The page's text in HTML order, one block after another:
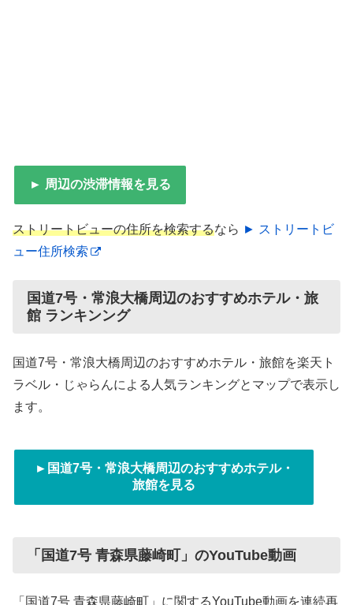
► 周辺の渋滞情報を見る
ストリートビューの住所を検索するなら ► ストリートビ
ュー住所検索
国道7号・常浪大橋周辺のおすすめホテル・旅
館 ランキンング
国道7号・常浪大橋周辺のおすすめホテル・旅館を楽天ト
ラベル・じゃらんによる人気ランキングとマップで表示し
ます。
►国道7号・常浪大橋周辺のおすすめホテル・
旅館を見る
「国道7号 青森県藤崎町」のYouTube動画
「国道7号 青森県藤崎町」に関するYouTube動画を連続再